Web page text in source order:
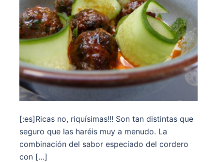
[:es]Ricas no, riquísimas!!! Son tan distintas que
seguro que las haréis muy a menudo. La
combinación del sabor especiado del cordero
con […]